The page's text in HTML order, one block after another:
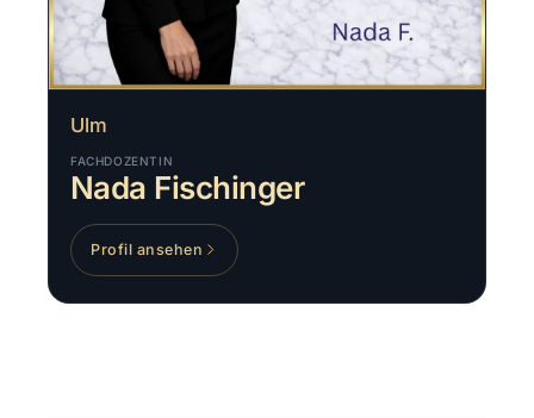
Ulm
FACHDOZENTIN
Nada Fischinger
Profil ansehen